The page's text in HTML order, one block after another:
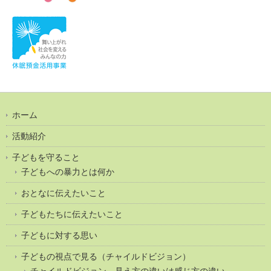
ホーム
活動紹介
子どもを守ること
子どもへの暴力とは何か
おとなに伝えたいこと
子どもたちに伝えたいこと
子どもに対する思い
子どもの視点で見る（チャイルドビジョン）